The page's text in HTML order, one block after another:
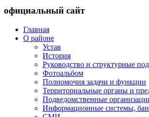
официальный сайт
Главная
О районе
Устав
История
Руководство и структурные
Фотоальбом
Полномочия задачи и функции
Территориальные органы и
Подведомственные
Информационные системы,